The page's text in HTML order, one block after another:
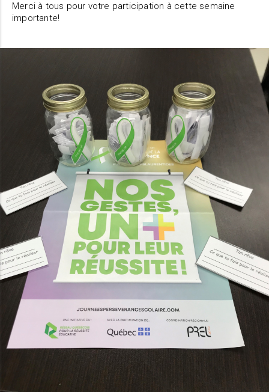
Merci à tous pour votre participation à cette semaine
importante!